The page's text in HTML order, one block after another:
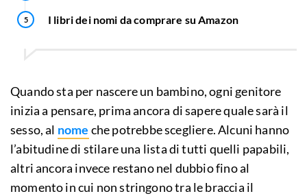
I libri dei nomi da comprare su Amazon
Quando sta per nascere un bambino, ogni genitore
inizia a pensare, prima ancora di sapere quale sarà il
sesso, al nome che potrebbe scegliere. Alcuni hanno
l’abitudine di stilare una lista di tutti quelli papabili,
altri ancora invece restano nel dubbio fino al
momento in cui non stringono tra le braccia il